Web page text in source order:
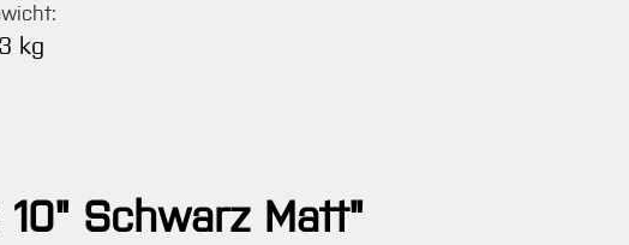
kg
Schwarz Matt"